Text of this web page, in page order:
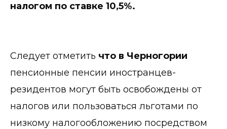
налогом по ставке 10,5%.
Следует отметить что в Черногории
пенсионные пенсии иностранцев-
резидентов могут быть освобождены от
налогов или пользоваться льготами по
низкому налогообложению посредством